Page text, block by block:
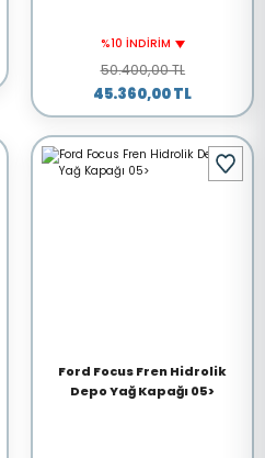
%10 İNDİRİM
50.400,00 TL
45.360,00 TL
Ford Focus Fren Hidrolik
Depo Yağ Kapağı 05>